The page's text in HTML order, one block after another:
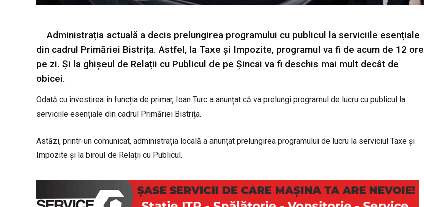
Administrația actuală a decis prelungirea programului cu publicul la serviciile esențiale
din cadrul Primăriei Bistrița. Astfel, la Taxe și Impozite, programul va fi de acum de 12 ore
pe zi. Și la ghișeul de Relații cu Publicul de pe Șincai va fi deschis mai mult decât de
obicei.
Odată cu investirea în funcția de primar, Ioan Turc a anunțat că va prelungi programul de lucru cu publicul la
serviciile esențiale din cadrul Primăriei Bistrița.
Astăzi, printr-un comunicat, administrația locală a anunțat prelungirea programului de lucru la serviciul Taxe și
Impozite și la biroul de Relații cu Publicul.